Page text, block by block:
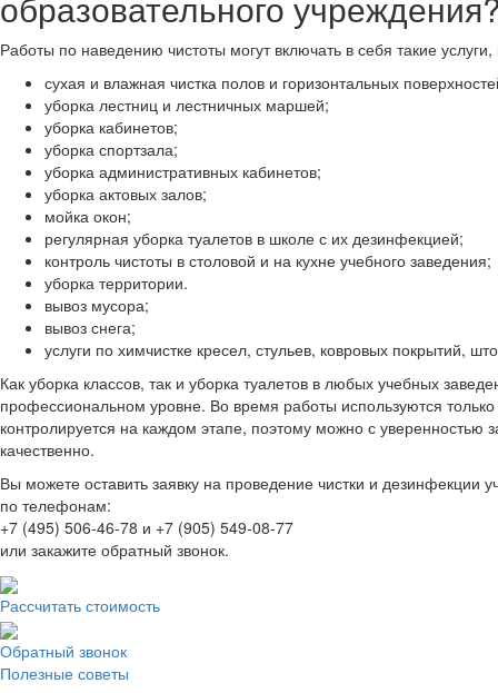
Работы по наведению чистоты могут включать в себя такие услуги,
сухая и влажная чистка полов и горизонтальных
уборка лестниц и лестничных маршей;
уборка кабинетов;
уборка спортзала;
уборка административных кабинетов;
уборка актовых залов;
мойка окон;
регулярная уборка туалетов в школе с их дезинфекцией;
контроль чистоты в столовой и на кухне учебного заведения;
уборка территории.
вывоз мусора;
вывоз снега;
услуги по химчистке кресел, стульев, ковровых покрытий,
Как уборка классов, так и уборка туалетов в любых учебных
профессиональном уровне. Во время работы используются
контролируется на каждом этапе, поэтому можно с
качественно.
Вы можете оставить заявку на проведение чистки и дезинфекции
по телефонам:
+7 (495) 506-46-78 и +7 (905) 549-08-77
или закажите обратный звонок.
Рассчитать стоимость
Обратный звонок
Полезные советы